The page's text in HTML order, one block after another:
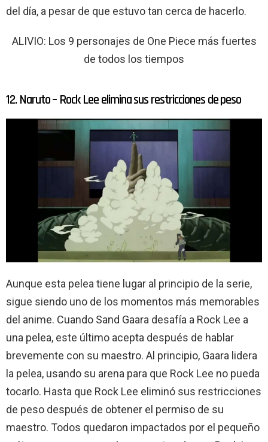
del día, a pesar de que estuvo tan cerca de hacerlo.
ALIVIO: Los 9 personajes de One Piece más fuertes
de todos los tiempos
12. Naruto – Rock Lee elimina sus restricciones de peso
Aunque esta pelea tiene lugar al principio de la serie,
sigue siendo uno de los momentos más memorables
del anime. Cuando Sand Gaara desafía a Rock Lee a
una pelea, este último acepta después de hablar
brevemente con su maestro. Al principio, Gaara lidera
la pelea, usando su arena para que Rock Lee no pueda
tocarlo. Hasta que Rock Lee eliminó sus restricciones
de peso después de obtener el permiso de su
maestro. Todos quedaron impactados por el pequeño